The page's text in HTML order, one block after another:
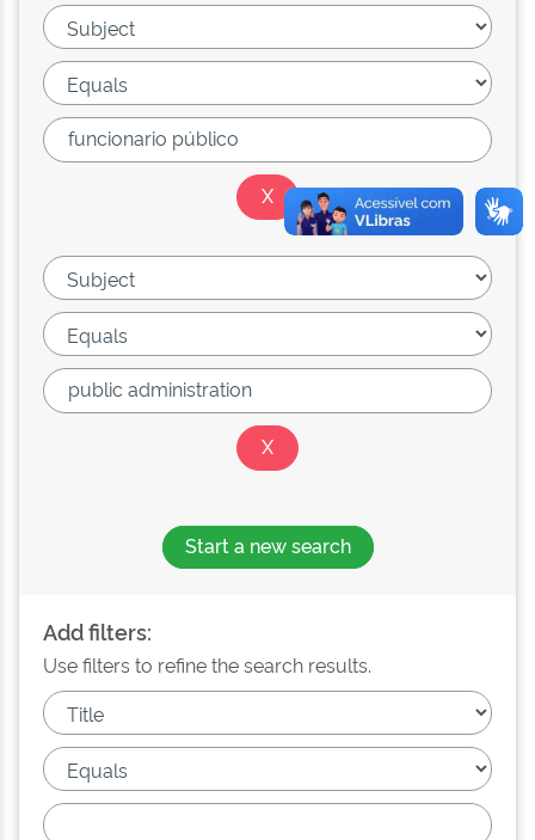
Start a new search
Add filters:
Use filters to refine the search results.